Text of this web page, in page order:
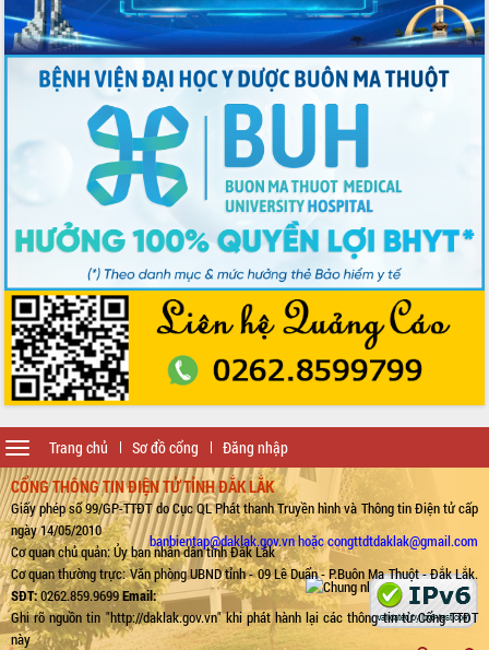
Trang chủ Sơ đồ cổng Đăng nhập
Toggle
navigation
CỔNG THÔNG TIN ĐIỆN TỬ TỈNH ĐẮK LẮK
Giấy phép số 99/GP-TTĐT do Cục QL Phát thanh Truyền hình và Thông tin Điện tử cấp
ngày 14/05/2010
Cơ quan chủ quản: Ủy ban nhân dân tỉnh Đắk Lắk
Cơ quan thường trực: Văn phòng UBND tỉnh - 09 Lê Duẩn - P.Buôn Ma Thuột - Đắk Lắk.
SĐT:0262.859.9699Email:
banbientap@daklak.gov.vn hoặc congttdtdaklak@gmail.com
Ghi rõ nguồn tin "http://daklak.gov.vn" khi phát hành lại các thông tin từ Cổng TTĐT
này